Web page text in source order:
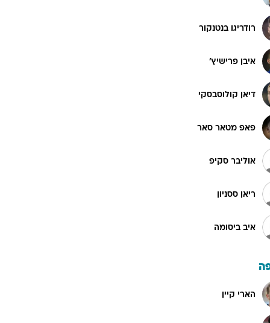
רודריגו בנטנקור
איבן פרישיץ'
דיאן קולוסבסקי
פאפ מטאר סאר
אוליבר סקיפ
ריאן ססניון
איב ביסומה
הארי קיין